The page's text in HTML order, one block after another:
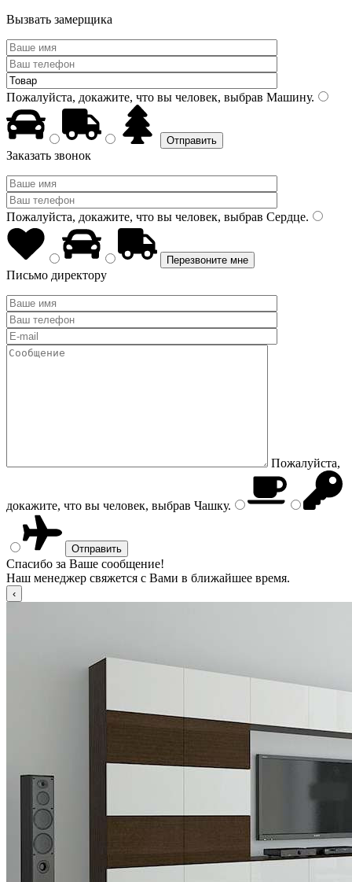
Вызвать замерщика
Пожалуйста, докажите, что вы человек, выбрав Машину.
Заказать звонок
Пожалуйста, докажите, что вы человек, выбрав Сердце.
Письмо директору
Пожалуйста,
докажите, что вы человек, выбрав Чашку.
Спасибо за Ваше сообщение!
Наш менеджер свяжется с Вами в ближайшее время.